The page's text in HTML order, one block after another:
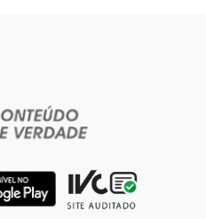
Atlético-MG e segue
de sequestro